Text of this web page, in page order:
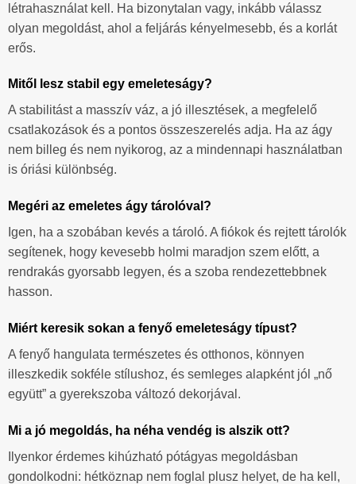
létrahasználat kell. Ha bizonytalan vagy, inkább válassz
olyan megoldást, ahol a feljárás kényelmesebb, és a korlát
erős.
Mitől lesz stabil egy emeleteságy?
A stabilitást a masszív váz, a jó illesztések, a megfelelő
csatlakozások és a pontos összeszerelés adja. Ha az ágy
nem billeg és nem nyikorog, az a mindennapi használatban
is óriási különbség.
Megéri az emeletes ágy tárolóval?
Igen, ha a szobában kevés a tároló. A fiókok és rejtett tárolók
segítenek, hogy kevesebb holmi maradjon szem előtt, a
rendrakás gyorsabb legyen, és a szoba rendezettebbnek
hasson.
Miért keresik sokan a fenyő emeleteságy típust?
A fenyő hangulata természetes és otthonos, könnyen
illeszkedik sokféle stílushoz, és semleges alapként jól „nő
együtt” a gyerekszoba változó dekorjával.
Mi a jó megoldás, ha néha vendég is alszik ott?
Ilyenkor érdemes kihúzható pótágyas megoldásban
gondolkodni: hétköznap nem foglal plusz helyet, de ha kell,